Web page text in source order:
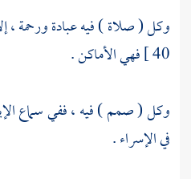
وكل ( صلاة ) فيه عبادة ورحمة ،
40 ] فهي الأماكن .
وكل ( صمم ) فيه ، ففي سماع
في الإسراء .